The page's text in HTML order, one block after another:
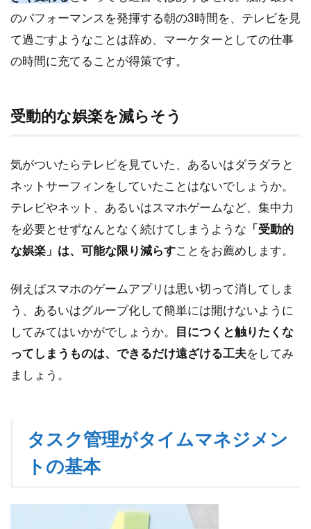
3
マル
チモ
ニタ
トカ
時間
短縮
の方
法を
取り
入れ
る
マル
ニタ
で作
業す
る
カッ
トキ
ーを
活用
する
のパフォーマンスを発揮する朝の3時間を、テレビを見
て過ごすようなことは辞め、マーケターとしての仕事
の時間に充てることが得策です。
受動的な娯楽を減らそう
気がついたらテレビを見ていた、あるいはダラダラと
ネットサーフィンをしていたことはないでしょうか。
テレビやネット、あるいはスマホゲームなど、集中力
を必要とせずなんとなく続けてしまうような 「受動的
な娯楽」は、可能な限り減らすことをお薦めします。
例えばスマホのゲームアプリは思い切って消してしま
う、あるいはグループ化して簡単には開けないように
してみてはいかがでしょうか。 目につくと触りたくな
ってしまうものは、できるだけ遠ざける工夫をしてみ
ましょう。
タスク管理がタイムマネジメン
トの基本